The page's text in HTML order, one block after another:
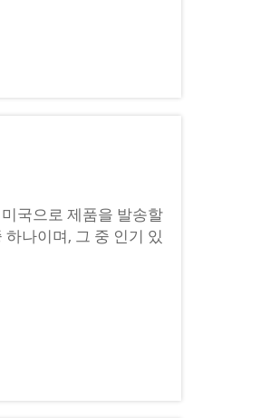
국으로 제품을 발송할
나이며, 그 중 인기 있
판매자가 모든 비용